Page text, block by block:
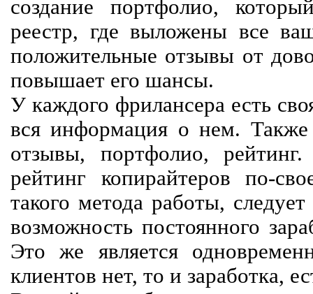
создание портфолио,
реестр, где выложены все
положительные отзывы от
повышает его шансы.
У каждого фрилансера есть
вся информация о нем. Также
отзывы, портфолио,
рейтинг копирайтеров по-
такого метода работы,
возможность постоянного
Это же является
клиентов нет, то и заработка,